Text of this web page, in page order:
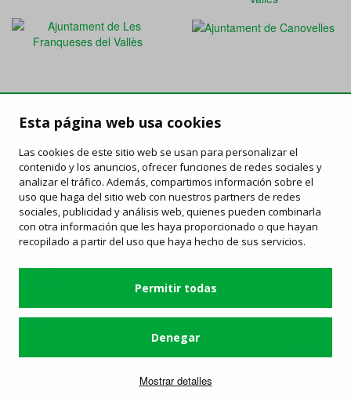
Esta página web usa cookies
Las cookies de este sitio web se usan para personalizar el
contenido y los anuncios, ofrecer funciones de redes sociales y
analizar el tráfico. Además, compartimos información sobre el
uso que haga del sitio web con nuestros partners de redes
sociales, publicidad y análisis web, quienes pueden combinarla
con otra información que les haya proporcionado o que hayan
recopilado a partir del uso que haya hecho de sus servicios.
Permitir todas
Denegar
Mostrar detalles
FAQ/Derechos y deberes/Carta de servicios
interés/Objetos perdidos
Ofertes de trabajo /Información publicidad
Contacta
Estación de Autobuses de Granollers
C/ Avinguda del Parc, 2 - 08402 Granollers
93 870 78 60 -mk@sagales.com
Servicio operado por:
Condiciones generales y política de privacidad/Política de
cookies